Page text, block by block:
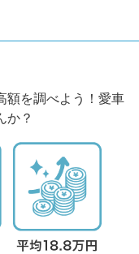
額を調べよう！愛車
か？